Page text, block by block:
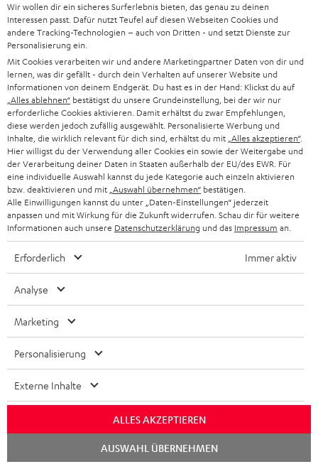
YAMAHA CD-S303
Hochwertiger CD-Player mit
beeindruckendem Sound und
wertiger Verarbeitung
Deal
319,‐€
379,‐€Letzter niedrigster Preis
379,‐€UVP
Panasonic Blu-ray Player
DP-UB154
Ultra HD 4K Blu-ray Player mit
Dolby Atmos und Multi HDR-
Unterstützung inklusive
HDR10+ für eine überragende
Bildqualität mit lebensechten
Kontrasten und Farben
179,‐ €
Lieferumfang
CINEBAR LUX Ambition
1 × CINEBAR LUX Soundbar Single – Schwarz
1 × CINEBAR LUX Fernbedienung RC – Schwarz
1 × Stromkabel – Schwarz
2 × AAA-Batterie
1 × T 8 Subwoofer – Schwarz
Wir wollen dir ein sicheres Surferlebnis bieten, das genau zu deinen
Interessen passt. Dafür nutzt Teufel auf diesen Webseiten Cookies und
andere Tracking-Technologien – auch von Dritten - und setzt Dienste zur
Personalisierung ein.
Mit Cookies verarbeiten wir und andere Marketingpartner Daten von dir und
lernen, was dir gefällt - durch dein Verhalten auf unserer Website und
Informationen von deinem Endgerät. Du hast es in der Hand: Klickst du auf
„Alles ablehnen“ bestätigst du unsere Grundeinstellung, bei der wir nur
erforderliche Cookies aktivieren. Damit erhältst du zwar Empfehlungen,
diese werden jedoch zufällig ausgewählt. Personalisierte Werbung und
Inhalte, die wirklich relevant für dich sind, erhältst du mit „Alles akzeptieren“.
Hier willigst du der Verwendung aller Cookies ein sowie der Weitergabe und
der Verarbeitung deiner Daten in Staaten außerhalb der EU/des EWR. Für
eine individuelle Auswahl kannst du jede Kategorie auch einzeln aktivieren
bzw. deaktivieren und mit „Auswahl übernehmen“ bestätigen.
Alle Einwilligungen kannst du unter „Daten-Einstellungen“ jederzeit
anpassen und mit Wirkung für die Zukunft widerrufen. Schau dir für weitere
Informationen auch unsere Datenschutzerklärung und das Impressum an.
Erforderlich Immer aktiv
Analyse
Marketing
Personalisierung
Externe Inhalte
ALLES AKZEPTIEREN
AUSWAHL ÜBERNEHMEN